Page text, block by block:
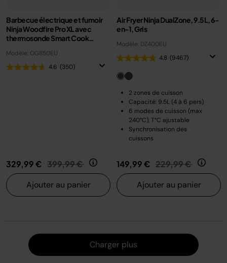
Barbecue électrique et fumoir
Ninja Woodfire Pro XL avec
thermosonde Smart Cook
Modèle: OG850EU
4.6 (350)
329,99 € Prix réduit de
399,99 € au
Ajouter au panier
Air Fryer Ninja DualZone, 9.5L, 6-
en-1, Gris
Modèle: DZ400EU
4.8 (9467)
2 zones de cuisson
Capacité: 9.5L (4 à 6 pers)
6 modes de cuisson (max
240°C), T°C ajustable
Synchronisation des
cuissons
149,99 € Prix réduit de
229,99 € au
Ajouter au panier
Charger plus